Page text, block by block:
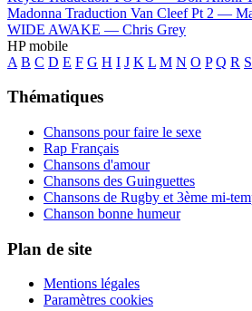
Madonna Traduction Van Cleef Pt 2 —
WIDE AWAKE — Chris Grey
HP mobile
A B C D E F G H I J K L M N O P Q R S
Thématiques
Chansons pour faire le sexe
Rap Français
Chansons d'amour
Chansons des Guinguettes
Chansons de Rugby et 3ème mi-
Chanson bonne humeur
Plan de site
Mentions légales
Paramètres cookies